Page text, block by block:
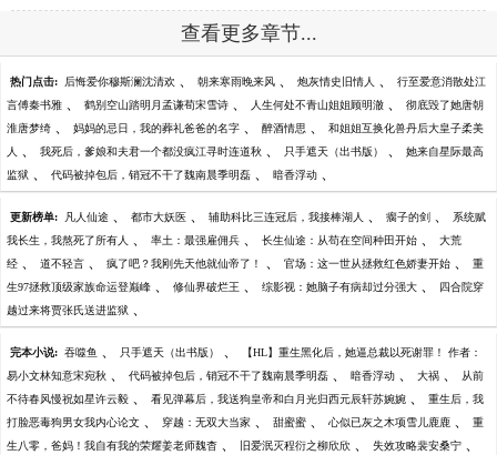
查看更多章节...
热门点击: 后悔爱你穆斯澜沈清欢 、 朝来寒雨晚来风 、 炮灰情史旧情人 、 行至爱意消散处江
言傅秦书雅 、 鹤别空山踏明月孟谦荀宋雪诗 、 人生何处不青山姐姐顾明澈 、 彻底毁了她唐朝
淮唐梦绮 、 妈妈的忌日，我的葬礼爸爸的名字 、 醉酒情思 、 和姐姐互换化兽丹后大皇子柔美
人 、 我死后，爹娘和夫君一个都没疯江寻时连道秋 、 只手遮天（出书版） 、 她来自星际最高
监狱 、 代码被掉包后，销冠不干了魏南晨季明磊 、 暗香浮动 、
更新榜单: 凡人仙途 、 都市大妖医 、 辅助科比三连冠后，我接棒湖人 、 瘸子的剑 、 系统赋
我长生，我熬死了所有人 、 率土：最强雇佣兵 、 长生仙途：从苟在空间种田开始 、 大荒
经 、 道不轻言 、 疯了吧？我刚先天他就仙帝了！ 、 官场：这一世从拯救红色娇妻开始 、 重
生97拯救顶级家族命运登巅峰 、 修仙界破烂王 、 综影视：她脑子有病却过分强大 、 四合院穿
越过来将贾张氏送进监狱 、
完本小说: 吞噬鱼 、 只手遮天（出书版） 、 【HL】重生黑化后，她逼总裁以死谢罪！ 作者：
易小文林知意宋宛秋 、 代码被掉包后，销冠不干了魏南晨季明磊 、 暗香浮动 、 大祸 、 从前
不待春风慢祝如星许云毅 、 看见弹幕后，我送狗皇帝和白月光归西元辰轩苏婉婉 、 重生后，我
打脸恶毒狗男女我内心论文 、 穿越：无双大当家 、 甜蜜蜜 、 心似已灰之木项雪儿鹿鹿 、 重
生八零，爸妈！我自有我的荣耀姜老师魏杳 、 旧爱泯灭程衍之柳欣欣 、 失效攻略裴安桑宁 、